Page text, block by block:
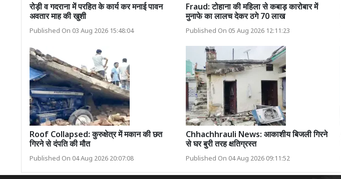
रोड़ी व गदराना में परहित के कार्य कर मनाई पावन
अवतार माह की खुशी
Published On 03 Aug 2026 15:48:04
Fraud: टोहाना की महिला से कबाड़ कारोबार में
मुनाफे का लालच देकर ठगे 70 लाख
Published On 05 Aug 2026 12:11:23
Roof Collapsed: कुरुक्षेत्र में मकान की छत
गिरने से दंपति की मौत
Published On 04 Aug 2026 20:07:08
Chhachhrauli News: आकाशीय बिजली गिरने
से घर बुरी तरह क्षतिग्रस्त
Published On 04 Aug 2026 09:11:52